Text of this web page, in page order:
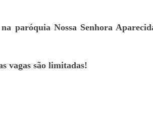
paróquia Nossa Senhora
vagas são limitadas!